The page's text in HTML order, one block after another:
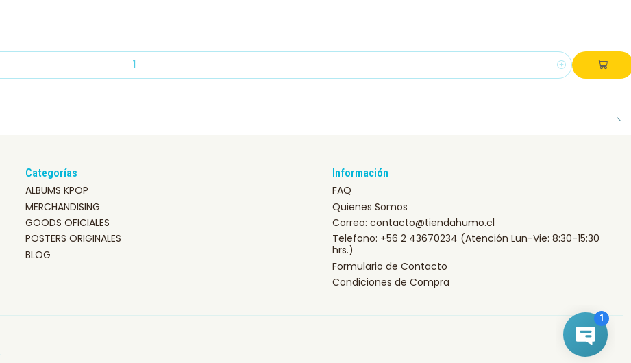
Categorías
ALBUMS KPOP
MERCHANDISING
GOODS OFICIALES
POSTERS ORIGINALES
BLOG
Información
FAQ
Quienes Somos
Correo: contacto@tiendahumo.cl
Telefono: +56 2 43670234 (Atención Lun-Vie: 8:30-15:30
hrs.)
Formulario de Contacto
Condiciones de Compra
.